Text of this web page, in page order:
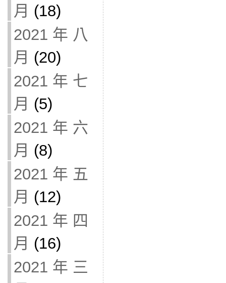
月 (18)
2021 年 八
月 (20)
2021 年 七
月 (5)
2021 年 六
月 (8)
2021 年 五
月 (12)
2021 年 四
月 (16)
2021 年 三